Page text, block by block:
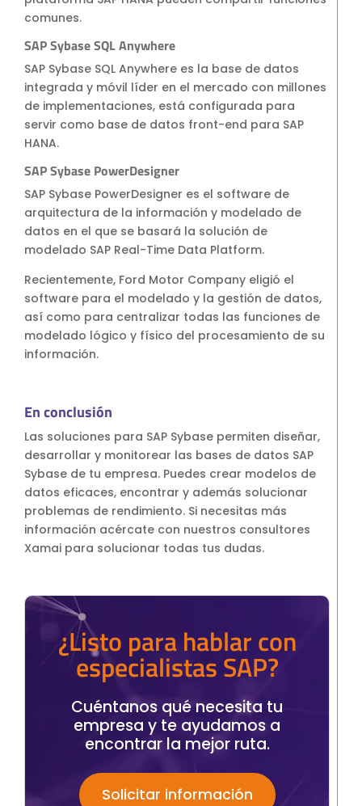
comunes.
SAP Sybase SQL Anywhere
SAP Sybase SQL Anywhere es la base de datos
integrada y móvil líder en el mercado con millones
de implementaciones, está configurada para
servir como base de datos front-end para SAP
HANA.
SAP Sybase PowerDesigner
SAP Sybase PowerDesigner es el software de
arquitectura de la información y modelado de
datos en el que se basará la solución de
modelado SAP Real-Time Data Platform.
Recientemente, Ford Motor Company eligió el
software para el modelado y la gestión de datos,
así como para centralizar todas las funciones de
modelado lógico y físico del procesamiento de su
información.
En conclusión
Las soluciones para SAP Sybase permiten diseñar,
desarrollar y monitorear las bases de datos SAP
Sybase de tu empresa. Puedes crear modelos de
datos eficaces, encontrar y además solucionar
problemas de rendimiento. Si necesitas más
información acércate con nuestros consultores
Xamai para solucionar todas tus dudas.
¿Listo para hablar con
especialistas SAP?
Cuéntanos qué necesita tu
empresa y te ayudamos a
encontrar la mejor ruta.
Solicitar información